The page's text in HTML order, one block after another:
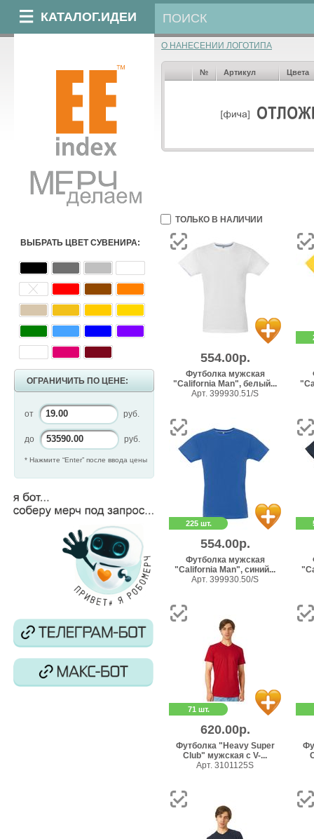
КАТАЛОГ.ИДЕИ
ВЫБРАТЬ ЦВЕТ СУВЕНИРА:
ОГРАНИЧИТЬ ПО ЦЕНЕ:
от руб.
до руб.
* Нажмите “Enter” после ввода цены
О НАНЕСЕНИИ ЛОГОТИПА
№ Артикул Цвета
ТОЛЬКО В НАЛИЧИИ
554.00р.
Футболка мужская
"California Man", белый...
Арт. 399930.51/S
225 шт.
554.00р.
Футболка мужская
"California Man", синий...
Арт. 399930.50/S
71 шт.
620.00р.
Футболка "Heavy Super
Club" мужская с V-...
Арт. 3101125S